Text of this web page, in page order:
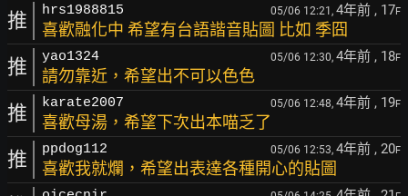
推 hrs1988815 05/06 12:21, 4年前 , 17F
喜歡融化中 希望有台語諧音貼圖 比如 季囧
推 yao1324 05/06 12:30, 4年前 , 18F
請勿靠近，希望出不可以色色
推 karate2007 05/06 12:48, 4年前 , 19F
喜歡母湯，希望下次出本喵乏了
推 ppdog112 05/06 12:53, 4年前 , 20F
喜歡我就爛，希望出表達各種開心的貼圖